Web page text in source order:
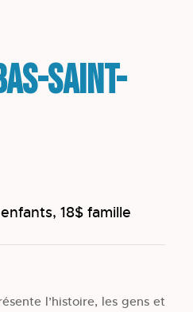
Saint-
18$ famille
l’histoire, les gens et